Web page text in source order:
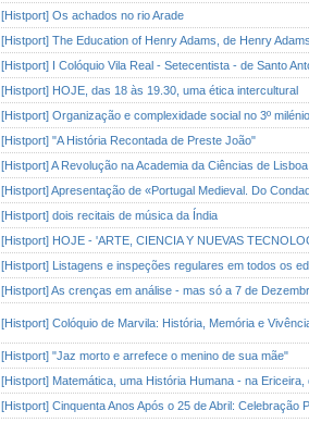
[Histport] Os achados no rio Arade
[Histport] The Education of Henry Adams, de Henry
[Histport] I Colóquio Vila Real - Setecentista - de Santo
[Histport] HOJE, das 18 às 19.30, uma ética intercultural
[Histport] Organização e complexidade social no 3º milénio
[Histport] "A História Recontada de Preste João"
[Histport] A Revolução na Academia da Ciências de Lisboa
[Histport] Apresentação de «Portugal Medieval. Do
[Histport] dois recitais de música da Índia
[Histport] HOJE - 'ARTE, CIENCIA Y NUEVAS
[Histport] Listagens e inspeções regulares em todos os
[Histport] As crenças em análise - mas só a 7 de
[Histport] Colóquio de Marvila: História, Memória e
[Histport] "Jaz morto e arrefece o menino de sua mãe"
[Histport] Matemática, uma História Humana - na Ericeira,
[Histport] Cinquenta Anos Após o 25 de Abril: Celebração